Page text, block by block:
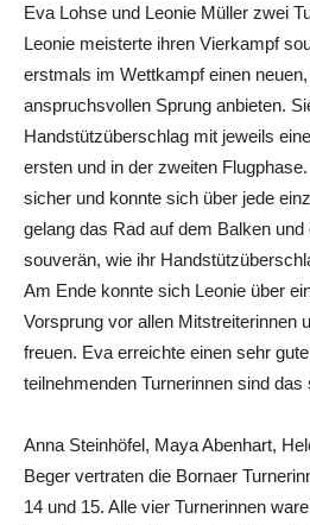
Eva Lohse und Leonie Müller zwei
Leonie meisterte ihren Vierkampf
erstmals im Wettkampf einen
anspruchsvollen Sprung anbieten.
Handstützüberschlag mit jeweils
ersten und in der zweiten
sicher und konnte sich über jede
gelang das Rad auf dem Balken
souverän, wie ihr
Am Ende konnte sich Leonie über
Vorsprung vor allen Mitstreiterinnen
freuen. Eva erreichte einen sehr
teilnehmenden Turnerinnen sind
Anna Steinhöfel, Maya Abenhart,
Beger vertraten die Bornaer
14 und 15. Alle vier Turnerinnen